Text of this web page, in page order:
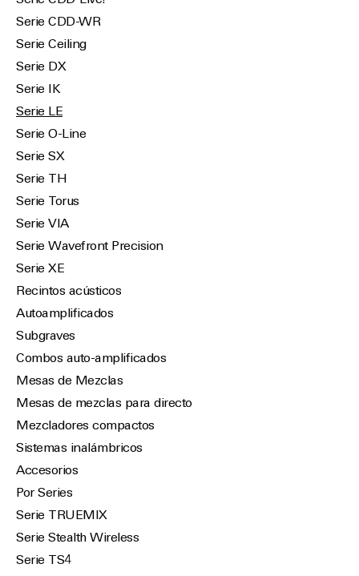
Serie CDD-WR
Serie Ceiling
Serie DX
Serie IK
Serie LE
Serie O-Line
Serie SX
Serie TH
Serie Torus
Serie VIA
Serie Wavefront Precision
Serie XE
Recintos acústicos
Autoamplificados
Subgraves
Combos auto-amplificados
Mesas de Mezclas
Mesas de mezclas para directo
Mezcladores compactos
Sistemas inalámbricos
Accesorios
Por Series
Serie TRUEMIX
Serie Stealth Wireless
Serie TS4